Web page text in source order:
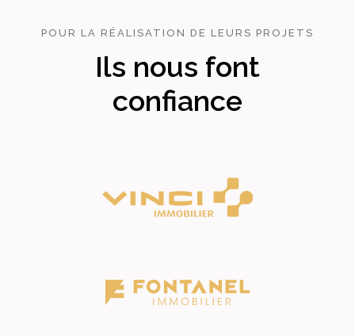
POUR LA RÉALISATION DE LEURS PROJETS
Ils nous font
confiance